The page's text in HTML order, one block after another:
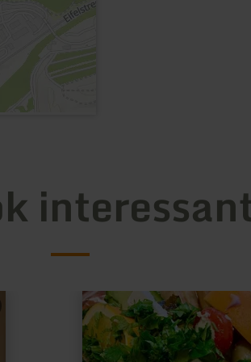
meer
informatie
over:
Gasthaus
Bonn